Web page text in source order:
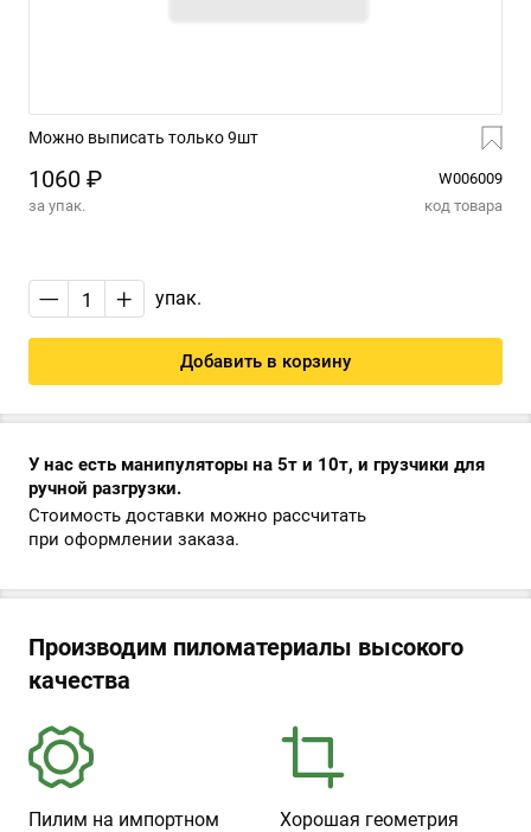
Можно выписать только 9шт
1060 ₽
W006009
за упак.
код товара
— + упак.
Добавить в корзину
У нас есть манипуляторы на 5т и 10т, и грузчики для
ручной разгрузки.
Стоимость доставки можно рассчитать
при оформлении заказа.
Производим пиломатериалы высокого
качества
Пилим на импортном
Хорошая геометрия